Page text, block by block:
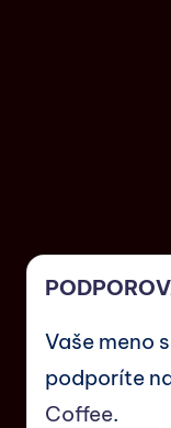
Vaše meno
podporíte
Coffee.